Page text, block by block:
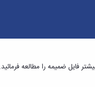
و مهندسی
فایل ضمیمه را مطالعه فرمائید.